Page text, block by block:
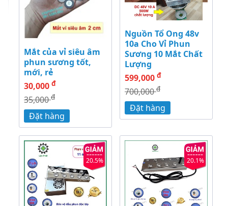
Mắt của vỉ siêu âm
phun sương tốt,
mới, rẻ
30,000 đ
35,000đ
Đặt hàng
Nguồn Tổ Ong 48v
10a Cho Vỉ Phun
Sương 10 Mắt Chất
Lượng
599,000 đ
700,000đ
Đặt hàng
20.5% 20.1%